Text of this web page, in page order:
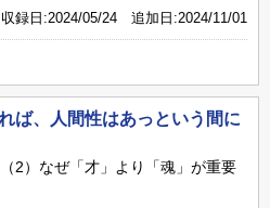
収録日:2024/05/24 追加日:2024/11/01
ば、人間性はあっという間に
2）なぜ「才」より「魂」が重要